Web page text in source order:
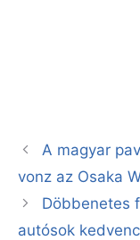
A magyar
vonz az Osaka
Döbbenetes
autósok